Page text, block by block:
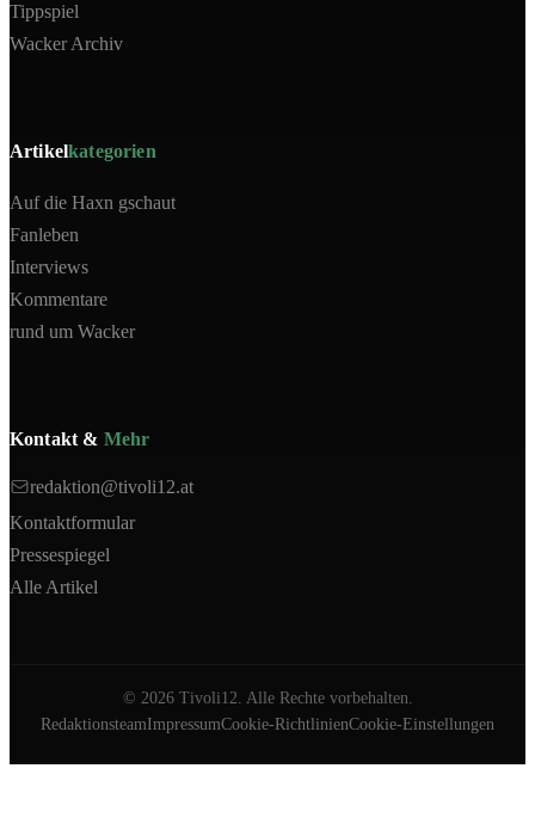
Tippspiel
Wacker Archiv
Artikelkategorien
Auf die Haxn gschaut
Fanleben
Interviews
Kommentare
rund um Wacker
Kontakt & Mehr
redaktion@tivoli12.at
Kontaktformular
Pressespiegel
Alle Artikel
© 2026Tivoli12. Alle Rechte vorbehalten.
RedaktionsteamImpressumCookie-RichtlinienCookie-Einstellungen